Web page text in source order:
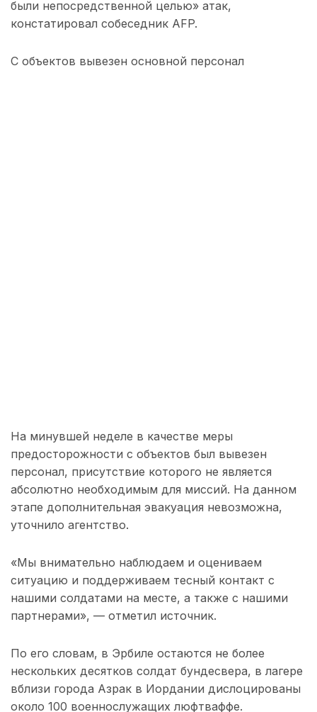
были непосредственной целью» атак,
констатировал собеседник AFP.
С объектов вывезен основной персонал
На минувшей неделе в качестве меры
предосторожности с объектов был вывезен
персонал, присутствие которого не является
абсолютно необходимым для миссий. На данном
этапе дополнительная эвакуация невозможна,
уточнило агентство.
«Мы внимательно наблюдаем и оцениваем
ситуацию и поддерживаем тесный контакт с
нашими солдатами на месте, а также с нашими
партнерами», — отметил источник.
По его словам, в Эрбиле остаются не более
нескольких десятков солдат бундесвера, в лагере
вблизи города Азрак в Иордании дислоцированы
около 100 военнослужащих люфтваффе.